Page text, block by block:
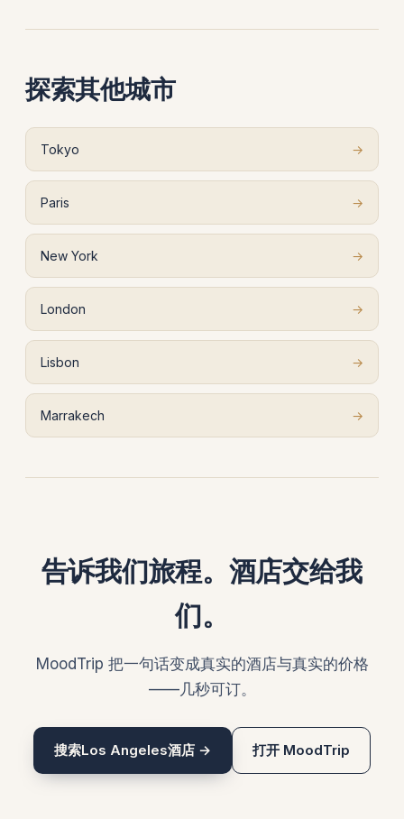
探索其他城市
Tokyo →
Paris →
New York →
London →
Lisbon →
Marrakech →
告诉我们旅程。酒店交给我
们。
MoodTrip 把一句话变成真实的酒店与真实的价格
——几秒可订。
搜索Los Angeles酒店 → 打开 MoodTrip